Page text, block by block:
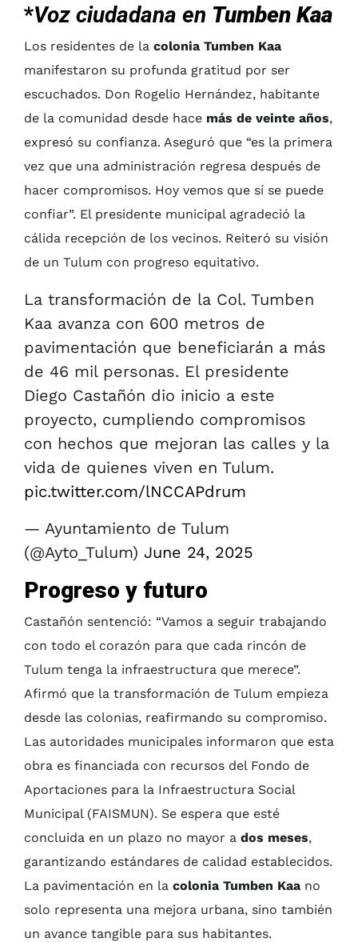
*Voz ciudadana en Tumben Kaa
Los residentes de la colonia Tumben Kaa
manifestaron su profunda gratitud por ser
escuchados. Don Rogelio Hernández, habitante
de la comunidad desde hace más de veinte años,
expresó su confianza. Aseguró que “es la primera
vez que una administración regresa después de
hacer compromisos. Hoy vemos que sí se puede
confiar”. El presidente municipal agradeció la
cálida recepción de los vecinos. Reiteró su visión
de un Tulum con progreso equitativo.
La transformación de la Col. Tumben
Kaa avanza con 600 metros de
pavimentación que beneficiarán a más
de 46 mil personas. El presidente
Diego Castañón dio inicio a este
proyecto, cumpliendo compromisos
con hechos que mejoran las calles y la
vida de quienes viven en Tulum.
pic.twitter.com/lNCCAPdrum
— Ayuntamiento de Tulum
(@Ayto_Tulum) June 24, 2025
Progreso y futuro
Castañón sentenció: “Vamos a seguir trabajando
con todo el corazón para que cada rincón de
Tulum tenga la infraestructura que merece”.
Afirmó que la transformación de Tulum empieza
desde las colonias, reafirmando su compromiso.
Las autoridades municipales informaron que esta
obra es financiada con recursos del Fondo de
Aportaciones para la Infraestructura Social
Municipal (FAISMUN). Se espera que esté
concluida en un plazo no mayor a dos meses,
garantizando estándares de calidad establecidos.
La pavimentación en la colonia Tumben Kaa no
solo representa una mejora urbana, sino también
un avance tangible para sus habitantes.